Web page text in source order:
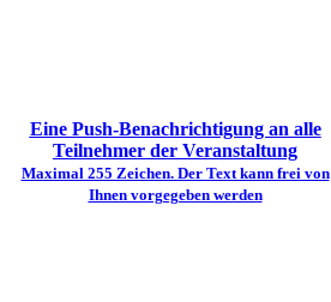
Eine Push-Benachrichtigung an alle
Teilnehmer der Veranstaltung
Maximal 255 Zeichen. Der Text kann frei von
Ihnen vorgegeben werden